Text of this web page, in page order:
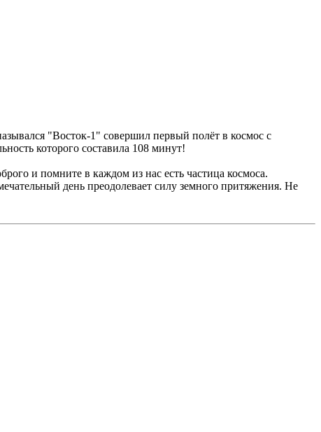
"Восток-1" совершил первый полёт в космос с
которого составила 108 минут!
и помните в каждом из нас есть частица космоса.
день преодолевает силу земного притяжения. Не